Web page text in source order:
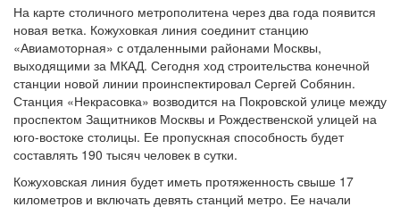
На карте столичного метрополитена через два года появится
новая ветка. Кожуховкая линия соединит станцию
«Авиамоторная» с отдаленными районами Москвы,
выходящими за МКАД. Сегодня ход строительства конечной
станции новой линии проинспектировал Сергей Собянин.
Станция «Некрасовка» возводится на Покровской улице между
проспектом Защитников Москвы и Рождественской улицей на
юго-востоке столицы. Ее пропускная способность будет
составлять 190 тысяч человек в сутки.
Кожуховская линия будет иметь протяженность свыше 17
километров и включать девять станций метро. Ее начали